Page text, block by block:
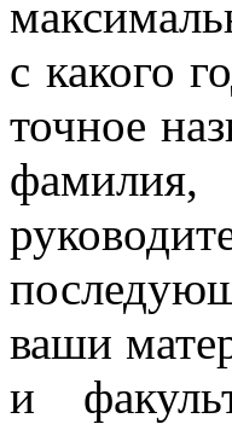
с какого
точное
фамилия,
ваши
и